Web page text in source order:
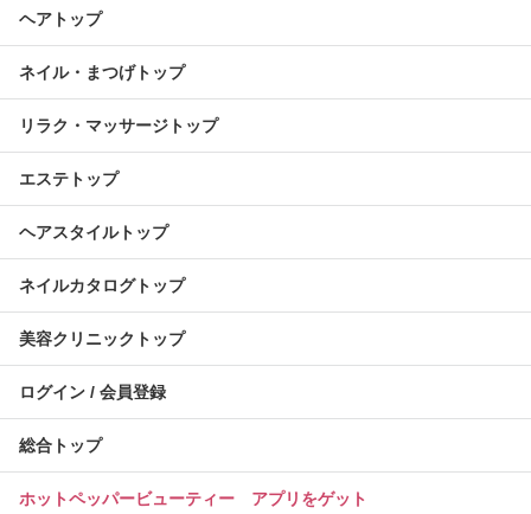
ヘアトップ
ネイル・まつげトップ
リラク・マッサージトップ
エステトップ
ヘアスタイルトップ
ネイルカタログトップ
美容クリニックトップ
ログイン / 会員登録
総合トップ
ホットペッパービューティー アプリをゲット